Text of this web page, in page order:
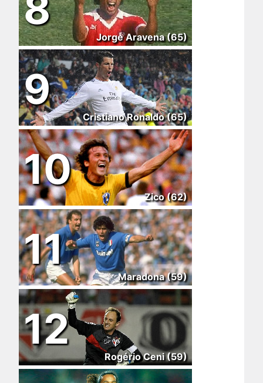
Jorge Aravena (65)
9
Cristiano Ronaldo (65)
10
Zico (62)
11
Maradona (59)
12
Rogério Ceni (59)